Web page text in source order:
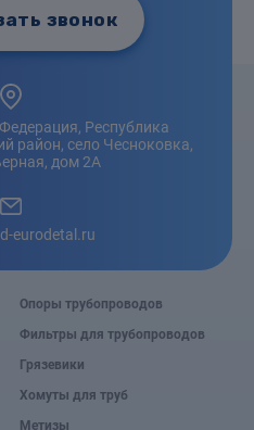
звонок
Республика
район, село Чесноковка,
дом 2А
eurodetal.ru
Опоры трубопроводов
Фильтры для трубопроводов
Грязевики
Хомуты для труб
Метизы